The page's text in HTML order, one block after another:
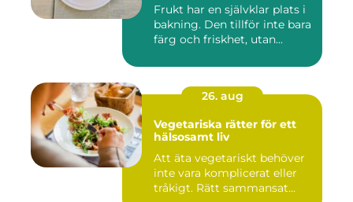
Frukt har en självklar plats i
bakning. Den tillför inte bara
färg och friskhet, utan...
26. aug
Vegetariska rätter för ett
hälsosamt liv
Att äta vegetariskt behöver
inte vara komplicerat eller
tråkigt. Rätt sammansat...